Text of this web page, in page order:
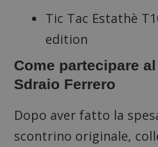
Tic Tac Estathè
edition
Come partecipare
Sdraio Ferrero
Dopo aver fatto la
scontrino originale,